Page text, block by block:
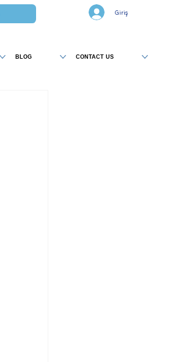
BLOG CONTACT US
Giriş